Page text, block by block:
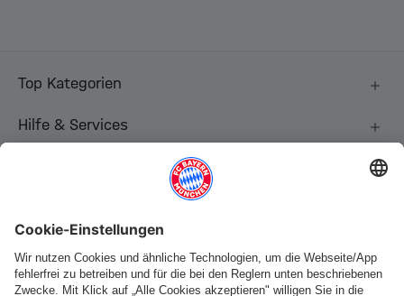
Top Kategorien
Hilfe & Services
Folge uns